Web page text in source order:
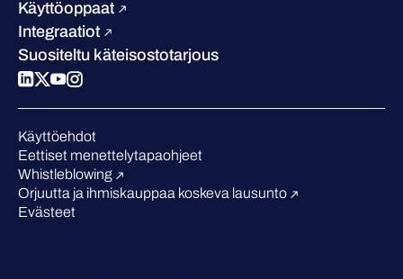
Vertaa meitä
Podcastit
Tapahtumat
Webinaarit
Medialle
Käyttöoppaat
Integraatiot
Suositeltu käteisostotarjous
Käyttöehdot
Eettiset menettelytapaohjeet
Whistleblowing
Orjuutta ja ihmiskauppaa koskeva lausunto
Evästeet